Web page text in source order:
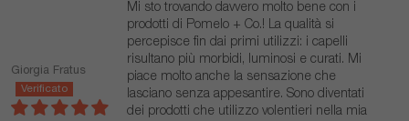
Giorgia Fratus
Mi sto trovando davvero molto bene con i
prodotti di Pomelo + Co.! La qualità si
percepisce fin dai primi utilizzi: i capelli
risultano più morbidi, luminosi e curati. Mi
piace molto anche la sensazione che
lasciano senza appesantire. Sono diventati
dei prodotti che utilizzo volentieri nella mia